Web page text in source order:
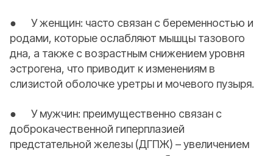
● У женщин: часто связан с беременностью и
родами, которые ослабляют мышцы тазового
дна, а также с возрастным снижением уровня
эстрогена, что приводит к изменениям в
слизистой оболочке уретры и мочевого пузыря.
● У мужчин: преимущественно связан с
доброкачественной гиперплазией
предстательной железы (ДГПЖ) – увеличением